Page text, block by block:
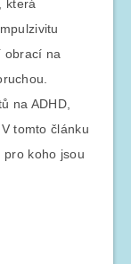
která
obrací na
na ADHD,
tomto článku
koho jsou